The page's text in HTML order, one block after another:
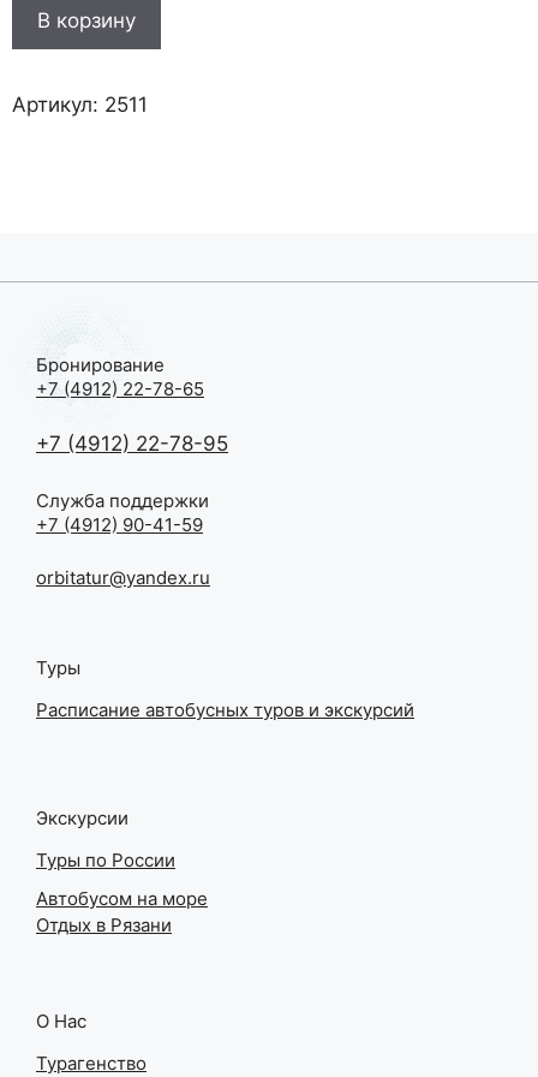
товара
галерея
В корзину
Артикул: 2511
Бронирование
+7 (4912) 22-78-65
+7 (4912) 22-78-95
Служба поддержки
+7 (4912) 90-41-59
orbitatur@yandex.ru
Туры
Расписание автобусных туров и экскурсий
Экскурсии
Туры по России
Автобусом на море
Отдых в Рязани
О Нас
Турагенство